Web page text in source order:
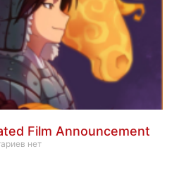
Film Announcement
нет